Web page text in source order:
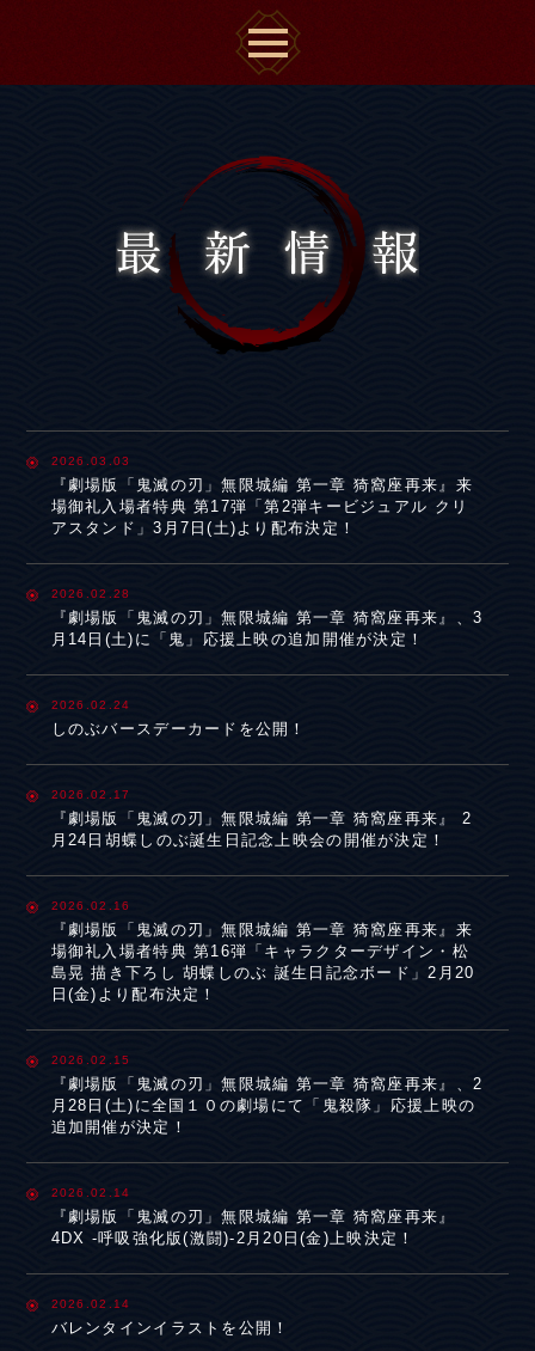
2026.03.03
『劇場版「鬼滅の刃」無限城編 第一章 猗窩座再来』来
場御礼入場者特典 第17弾「第2弾キービジュアル クリ
アスタンド」3月7日(土)より配布決定！
2026.02.28
『劇場版「鬼滅の刃」無限城編 第一章 猗窩座再来』、3
月14日(土)に「鬼」応援上映の追加開催が決定！
2026.02.24
しのぶバースデーカードを公開！
2026.02.17
『劇場版「鬼滅の刃」無限城編 第一章 猗窩座再来』 2
月24日胡蝶しのぶ誕生日記念上映会の開催が決定！
2026.02.16
『劇場版「鬼滅の刃」無限城編 第一章 猗窩座再来』来
場御礼入場者特典 第16弾「キャラクターデザイン・松
島晃 描き下ろし 胡蝶しのぶ 誕生日記念ボード」2月20
日(金)より配布決定！
2026.02.15
『劇場版「鬼滅の刃」無限城編 第一章 猗窩座再来』、2
月28日(土)に全国１０の劇場にて「鬼殺隊」応援上映の
追加開催が決定！
2026.02.14
『劇場版「鬼滅の刃」無限城編 第一章 猗窩座再来』
4DX -呼吸強化版(激闘)-2月20日(金)上映決定！
2026.02.14
バレンタインイラストを公開！